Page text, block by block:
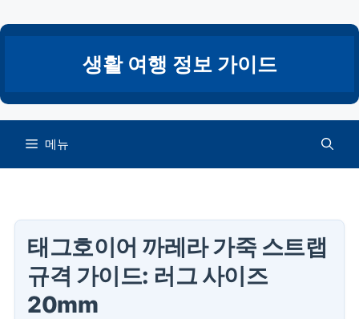
텐
건
너
생활 여행 정보 가이드
메뉴
태그호이어 까레라 가죽 스트랩
규격 가이드: 러그 사이즈
20mm